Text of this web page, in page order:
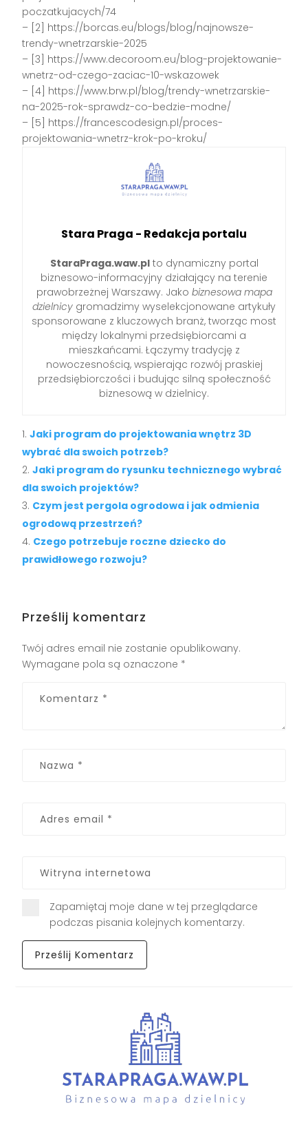
poczatkujacych/74
– [2] https://borcas.eu/blogs/blog/najnowsze-
trendy-wnetrzarskie-2025
– [3] https://www.decoroom.eu/blog-projektowanie-
wnetrz-od-czego-zaciac-10-wskazowek
– [4] https://www.brw.pl/blog/trendy-wnetrzarskie-
na-2025-rok-sprawdz-co-bedzie-modne/
– [5] https://francescodesign.pl/proces-
projektowania-wnetrz-krok-po-kroku/
Stara Praga - Redakcja portalu
StaraPraga.waw.plto dynamiczny portal
biznesowo-informacyjny działający na terenie
prawobrzeżnej Warszawy. Jako biznesowa mapa
dzielnicy gromadzimy wyselekcjonowane artykuły
sponsorowane z kluczowych branż, tworząc most
między lokalnymi przedsiębiorcami a
mieszkańcami. Łączymy tradycję z
nowoczesnością, wspierając rozwój praskiej
przedsiębiorczości i budując silną społeczność
biznesową w dzielnicy.
Jaki program do projektowania wnętrz 3D
wybrać dla swoich potrzeb?
Jaki program do rysunku technicznego wybrać
dla swoich projektów?
Czym jest pergola ogrodowa i jak odmienia
ogrodową przestrzeń?
Czego potrzebuje roczne dziecko do
prawidłowego rozwoju?
Prześlij komentarz
Twój adres email nie zostanie opublikowany.
Wymagane pola są oznaczone *
Zapamiętaj moje dane w tej przeglądarce
podczas pisania kolejnych komentarzy.